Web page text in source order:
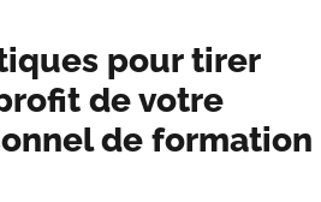
pour tirer
de votre
de formation